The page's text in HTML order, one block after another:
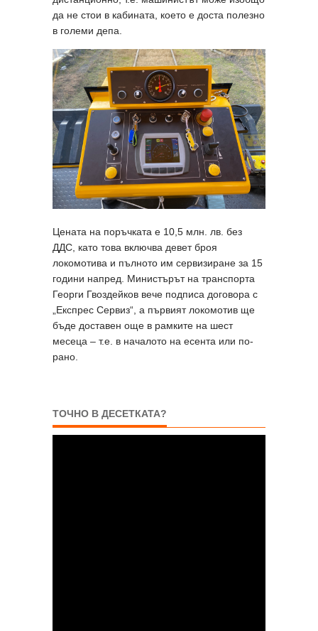
да не стои в кабината, което е доста полезно
в големи депа.
Цената на поръчката е 10,5 млн. лв. без
ДДС, като това включва девет броя
локомотива и пълното им сервизиране за 15
години напред. Министърът на транспорта
Георги Гвоздейков вече подписа договора с
„Експрес Сервиз“, а първият локомотив ще
бъде доставен още в рамките на шест
месеца – т.е. в началото на есента или по-
рано.
ТОЧНО В ДЕСЕТКАТА?